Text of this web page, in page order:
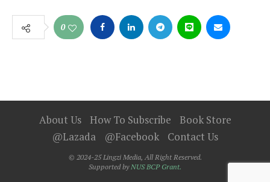
0
About Us How To Subscribe
Book Store
@Lazada
@Facebook Contact Us
© 2024-25 Lingzi Media, All Right Reserved.
Supported byNUS BCP Grant.